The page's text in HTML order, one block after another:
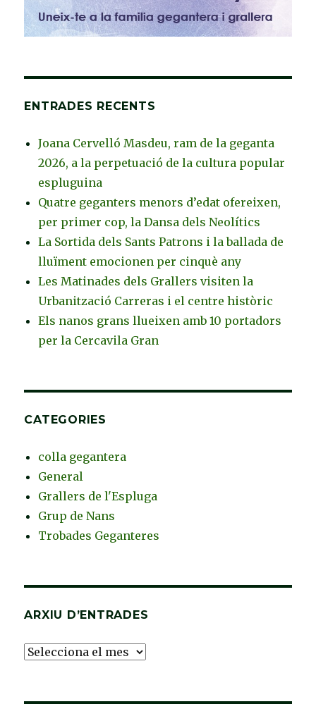
ENTRADES RECENTS
Joana Cervelló Masdeu, ram de la geganta
2026, a la perpetuació de la cultura popular
espluguina
Quatre geganters menors d’edat ofereixen,
per primer cop, la Dansa dels Neolítics
La Sortida dels Sants Patrons i la ballada de
lluïment emocionen per cinquè any
Les Matinades dels Grallers visiten la
Urbanització Carreras i el centre històric
Els nanos grans llueixen amb 10 portadors
per la Cercavila Gran
CATEGORIES
colla gegantera
General
Grallers de l'Espluga
Grup de Nans
Trobades Geganteres
ARXIU D’ENTRADES
Arxiu